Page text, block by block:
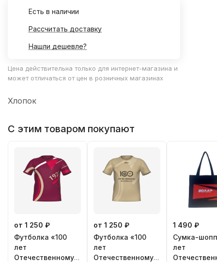
Есть в наличии
Рассчитать доставку
Нашли дешевле?
Цена действительна только для интернет-магазина и
может отличаться от цен в розничных магазинах
Хлопок
С этим товаром покупают
от 1 250 ₽
Футболка «100
лет
Отечественному
от 1 250 ₽
Футболка «100
лет
Отечественному
1 490 ₽
Сумка-
лет